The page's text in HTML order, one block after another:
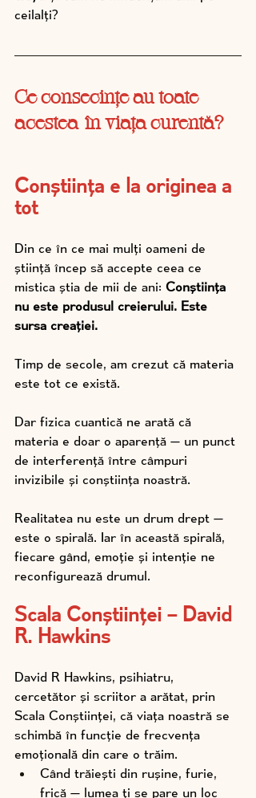
ceilalți?
Ce consecințe au toate
acestea în viața curentă?
Conștiința e la originea a
tot
Din ce în ce mai mulți oameni de
știință încep să accepte ceea ce
mistica știa de mii de ani: Conștiința
nu este produsul creierului. Este
sursa creației.
Timp de secole, am crezut că materia
este tot ce există.
Dar fizica cuantică ne arată că
materia e doar o aparență — un punct
de interferență între câmpuri
invizibile și conștiința noastră.
Realitatea nu este un drum drept —
este o spirală. Iar în această spirală,
fiecare gând, emoție și intenție ne
reconfigurează drumul.
Scala Conștiinței – David
R. Hawkins
David R Hawkins, psihiatru,
cercetător și scriitor a arătat, prin
Scala Conștiinței, că viața noastră se
schimbă în funcție de frecvența
emoțională din care o trăim.
Când trăiești din rușine, furie,
frică — lumea ți se pare un loc